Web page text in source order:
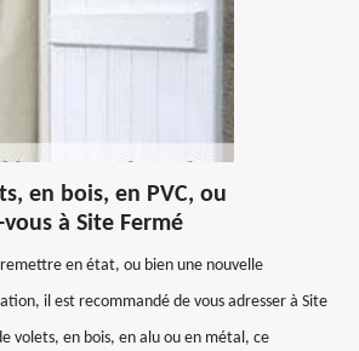
en bois, en PVC, ou
à Site Fermé
remettre en état, ou bien une nouvelle
il est recommandé de vous adresser à Site
volets, en bois, en alu ou en métal, ce